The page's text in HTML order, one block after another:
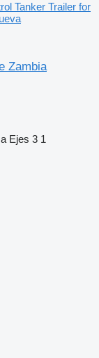
Tanker Trailer for
Zambia
Ejes 3 1